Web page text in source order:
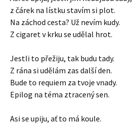
z čárek na lístku stavím si plot.
Na záchod cesta? Už nevím kudy.
Z cigaret v krku se udělal hrot.
Jestli to přežiju, tak budu tady.
Z rána si udělám zas další den.
Bude to requiem za tvoje vnady.
Epilog na téma ztracený sen.
Asi se upiju, ať to má koule.